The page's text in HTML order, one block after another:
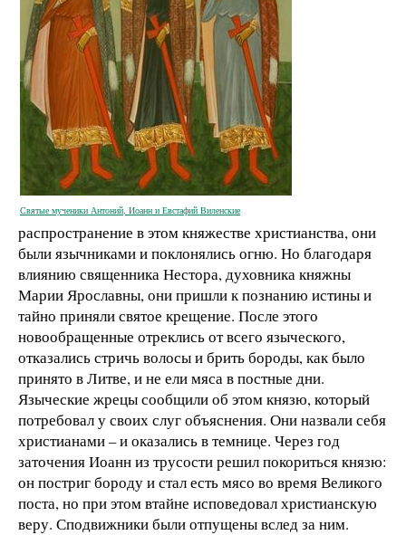
Святые мученики Антоний, Иоанн и Евстафий Виленские
распространение в этом княжестве христианства, они
были язычниками и поклонялись огню. Но благодаря
влиянию священника Нестора, духовника княжны
Марии Ярославны, они пришли к познанию истины и
тайно приняли святое крещение. После этого
новообращенные отреклись от всего языческого,
отказались стричь волосы и брить бороды, как было
принято в Литве, и не ели мяса в постные дни.
Языческие жрецы сообщили об этом князю, который
потребовал у своих слуг объяснения. Они назвали себя
христианами – и оказались в темнице. Через год
заточения Иоанн из трусости решил покориться князю:
он постриг бороду и стал есть мясо во время Великого
поста, но при этом втайне исповедовал христианскую
веру. Сподвижники были отпущены вслед за ним.